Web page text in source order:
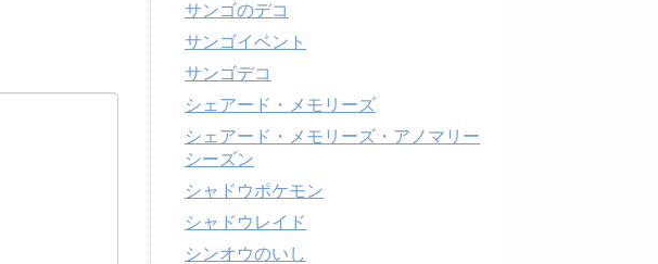
サンゴのデコ
サンゴイベント
サンゴデコ
シェアード・メモリーズ
シェアード・メモリーズ・アノマリー
シーズン
シャドウポケモン
シャドウレイド
シンオウのいし